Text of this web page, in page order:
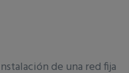
de una red fija